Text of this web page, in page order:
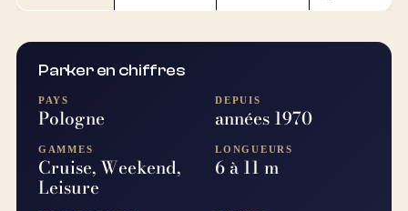
Parker en chiffres
PAYS
Pologne
DEPUIS
années 1970
GAMMES
Cruise, Weekend,
Leisure
LONGUEURS
6 à 11 m